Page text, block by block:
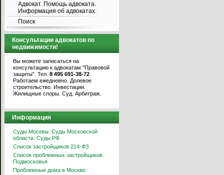
Адвокат. Помощь адвоката.
Информация об адвокатах.
Поиск
Консультации адвокатов по
недвижимости!
Вы можете записаться на
консультацию к адвокатам "Правовой
защиты". Тел. 8 495 691-38-72
Работаем ежедневно. Долевое
строительство. Инвестиции.
Жилищные споры. Суд. Арбитраж.
Информация
Суды Москвы. Суды Московской
области. Суды РФ
Список застройщиков 214-ФЗ
Список проблемных застройщиков
Подмосковья
Проблемные дома в Москве